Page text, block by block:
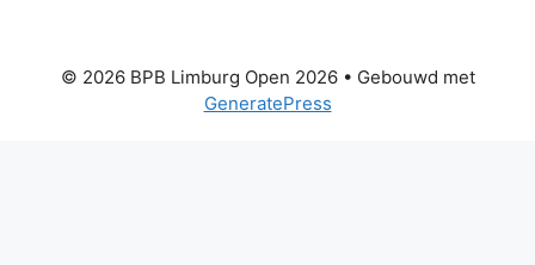
© 2026 BPB Limburg Open 2026• Gebouwd met
GeneratePress